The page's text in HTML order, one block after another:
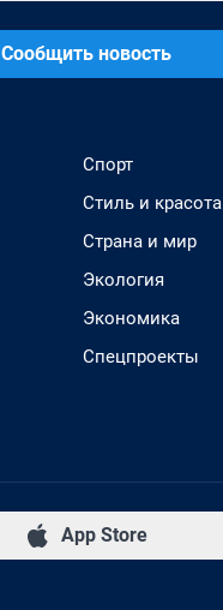
Сообщить новость
Спорт
Стиль и красота
Страна и мир
Экология
Экономика
Спецпроекты
App Store